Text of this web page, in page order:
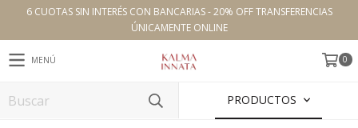
6 CUOTAS SIN INTERÉS CON BANCARIAS - 20% OFF TRANSFERENCIAS
ÚNICAMENTE ONLINE
MENÚ 0
PRODUCTOS